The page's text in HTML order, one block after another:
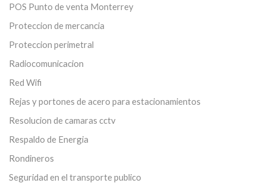
POS Punto de venta Monterrey
Proteccion de mercancia
Proteccion perimetral
Radiocomunicacion
Red Wifi
Rejas y portones de acero para estacionamientos
Resolucion de camaras cctv
Respaldo de Energia
Rondineros
Seguridad en el transporte publico